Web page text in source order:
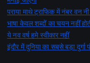
पराया माथे ट्राफिक में नंबर वन नी
भाषा केवल शब्दों का चयन नहीं
ये नव वर्ष हमे स्वीकार नहीं
इंदौर में दुनिया का सबसे बड़ा